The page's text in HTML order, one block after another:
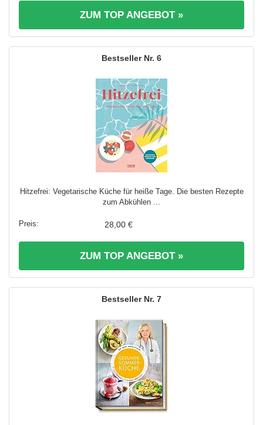
ZUM TOP ANGEBOT »
6
Hitzefrei: Vegetarische Küche für heiße Tage. Die besten Rezepte
zum Abkühlen ...
28,00 €
ZUM TOP ANGEBOT »
7